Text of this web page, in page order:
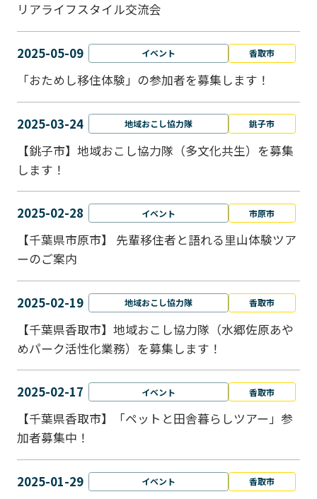
リアライフスタイル交流会
2025-05-09 イベント 香取市
「おためし移住体験」の参加者を募集します！
2025-03-24 地域おこし協力隊 銚子市
【銚子市】地域おこし協力隊（多文化共生）を募集
します！
2025-02-28 イベント 市原市
【千葉県市原市】 先輩移住者と語れる里山体験ツア
ーのご案内
2025-02-19 地域おこし協力隊 香取市
【千葉県香取市】地域おこし協力隊（水郷佐原あや
めパーク活性化業務）を募集します！
2025-02-17 イベント 香取市
【千葉県香取市】「ペットと⽥舎暮らしツアー」参
加者募集中！
2025-01-29 イベント 香取市